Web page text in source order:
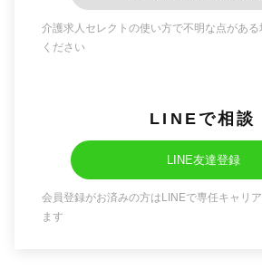
介護求人セレクトの使い方で不明な点があ
ください
LINEで相談
LINE友達登録
会員登録がお済みの方はLINEで専任キャリ
ます